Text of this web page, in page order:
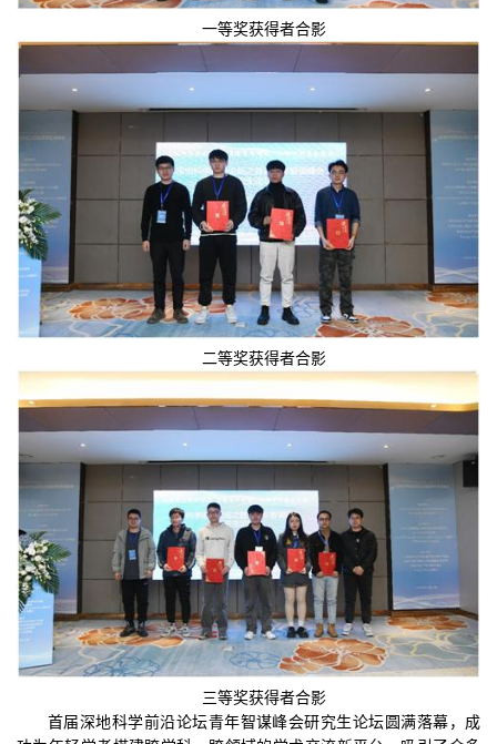
一等奖获得者合影
二等奖获得者合影
三等奖获得者合影
首届深地科学前沿论坛青年智谋峰会研究生论坛圆满落幕，成